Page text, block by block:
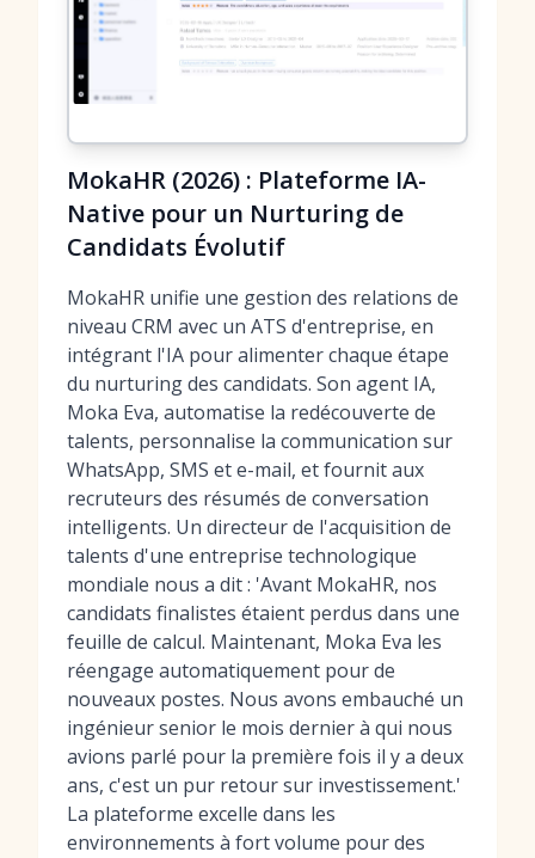
MokaHR (2026) : Plateforme IA-
Native pour un Nurturing de
Candidats Évolutif
MokaHR unifie une gestion des relations de
niveau CRM avec un ATS d'entreprise, en
intégrant l'IA pour alimenter chaque étape
du nurturing des candidats. Son agent IA,
Moka Eva, automatise la redécouverte de
talents, personnalise la communication sur
WhatsApp, SMS et e-mail, et fournit aux
recruteurs des résumés de conversation
intelligents. Un directeur de l'acquisition de
talents d'une entreprise technologique
mondiale nous a dit : 'Avant MokaHR, nos
candidats finalistes étaient perdus dans une
feuille de calcul. Maintenant, Moka Eva les
réengage automatiquement pour de
nouveaux postes. Nous avons embauché un
ingénieur senior le mois dernier à qui nous
avions parlé pour la première fois il y a deux
ans, c'est un pur retour sur investissement.'
La plateforme excelle dans les
environnements à fort volume pour des